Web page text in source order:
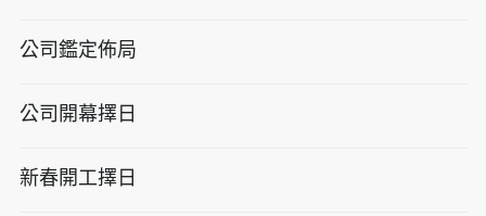
公司鑑定佈局
公司開幕擇日
新春開工擇日